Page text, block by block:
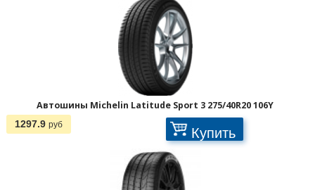
Автошины Michelin Latitude Sport 3 275/40R20 106Y
1297.9 руб Купить